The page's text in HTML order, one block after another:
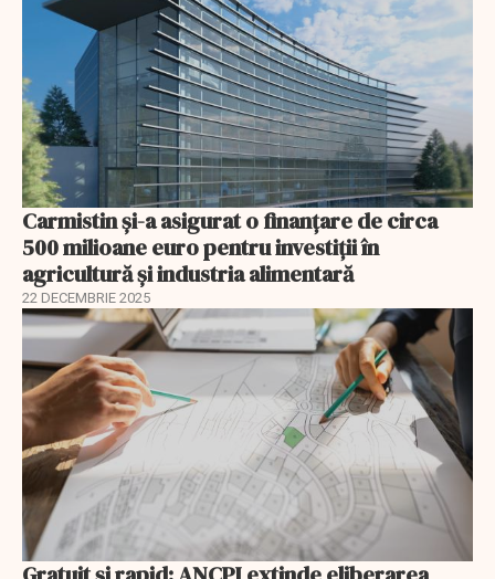
Carmistin și-a asigurat o finanțare de circa
500 milioane euro pentru investiții în
agricultură și industria alimentară
22 DECEMBRIE 2025